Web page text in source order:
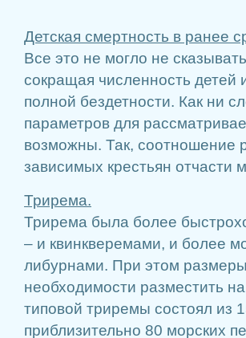
Детская смертность в ранее
Все это не могло не
сокращая численность детей
полной бездетности. Как ни
параметров для
возможны. Так, соотношение
зависимых крестьян отчасти
Трирема.
Трирема была более
– и квинкверемами, и более
либурнами. При этом
необходимости разместить
типовой триремы состоял из
приблизительно 80 морских